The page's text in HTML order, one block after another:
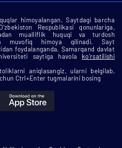
himoyalangan. Saytdagi barcha
Respublikasi qonunlariga,
mualliflik huquqi va turdosh
muvofiq himoya qilinadi. Sayt
foydalanganda, Samarqand davlat
saytiga havola ko'rsatilishi
aniqlasangiz, ularni belgilab,
Ctrl+Enter tugmalarini bosing